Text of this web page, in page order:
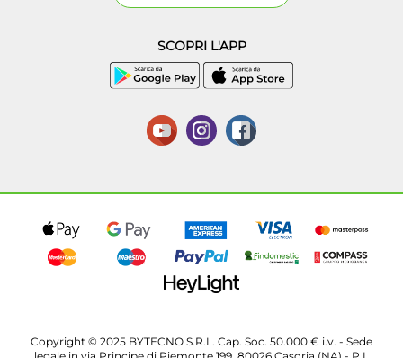
SCOPRI L'APP
Copyright © 2025 BYTECNO S.R.L. Cap. Soc. 50.000 € i.v. - Sede